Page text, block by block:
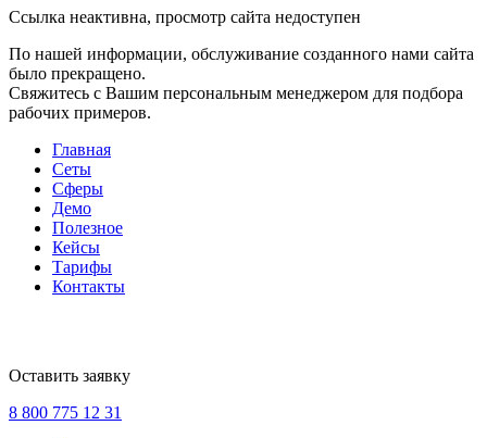
Ссылка неактивна, просмотр сайта недоступен
По нашей информации, обслуживание созданного нами сайта
было прекращено.
Свяжитесь с Вашим персональным менеджером для подбора
рабочих примеров.
Главная
Сеты
Сферы
Демо
Полезное
Кейсы
Тарифы
Контакты
Оставить заявку
8 800 775 12 31